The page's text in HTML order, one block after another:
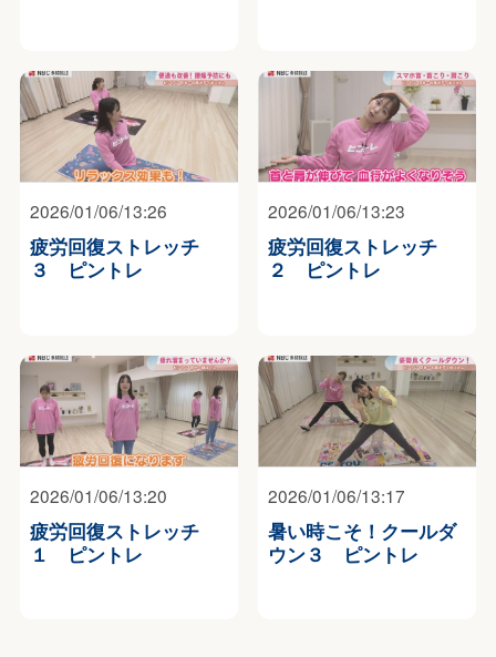
2026/01/06/13:26
疲労回復ストレッチ
３ ピントレ
2026/01/06/13:23
疲労回復ストレッチ
２ ピントレ
2026/01/06/13:20
疲労回復ストレッチ
１ ピントレ
2026/01/06/13:17
暑い時こそ！クールダ
ウン３ ピントレ